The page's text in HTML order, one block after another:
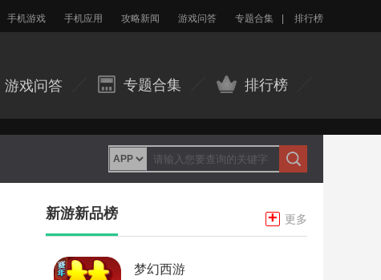
手机游戏 手机应用 攻略新闻 游戏问答 专题合集 排行榜
游戏问答 专题合集 排行榜
新游新品榜 + 更多
梦幻西游